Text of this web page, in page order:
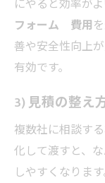
にやると効率が
フォーム 費用
善や安全性向上
有効です。
3) 見積の整え
複数社に相談す
化して渡すと、
しやすくなりま